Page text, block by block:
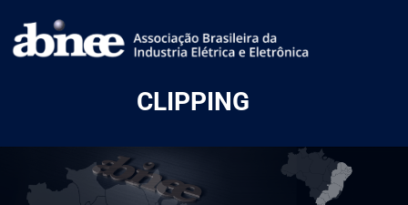
CLIPPING